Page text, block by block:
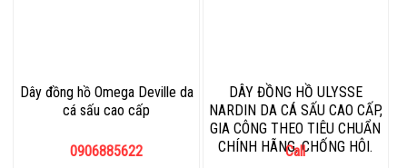
Dây đồng hồ Omega Deville da
cá sấu cao cấp
0906885622
DÂY ĐỒNG HỒ ULYSSE
NARDIN DA CÁ SẤU CAO CẤP,
GIA CÔNG THEO TIÊU CHUẨN
CHÍNH HÃNG, CHỐNG HÔI.
Call